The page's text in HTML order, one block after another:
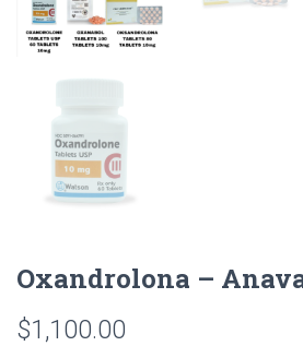
Oxandrolona –
$1,100.00